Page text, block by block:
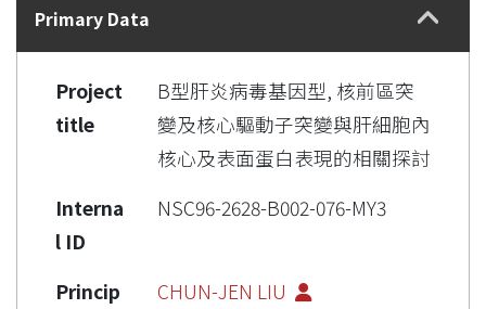
Primary Data
Project
title
B型肝炎病毒基因型, 核前區突
變及核心驅動子突變與肝細胞內
核心及表面蛋白表現的相關探討
Interna
l ID
NSC96-2628-B002-076-MY3
Princip
CHUN-JEN LIU